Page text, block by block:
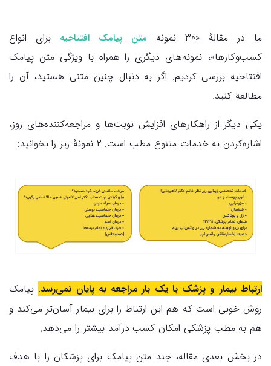
ما در مقالهٔ «۳۰ نمونه متن پیامک افتتاحیه برای انواع
کسب‌وکارها»، نمونه‌های دیگری را همراه با ویژگی متن پیامک
افتتاحیه بررسی کردیم. اگر به دنبال چنین متنی هستید، آن را
مطالعه کنید.
یکی دیگر از راهکارهای افزایش نوبت‌ها و مراجعه‌کننده‌های روز،
اشاره‌کردن به خدمات متنوع مطب است. ۲ نمونهٔ زیر را بخوانید:
ارتباط بیمار و پزشک با یک‌ بار مراجعه به پایان نمی‌رسد. پیامک
روش خوبی است که هم این ارتباط را برای بیمار آسان‌تر می‌کند و
هم به مطب پزشکی امکان کسب درآمد بیشتر را می‌دهد.
در بخش بعدی مقاله، چند متن پیامک برای پزشکان را با هدف